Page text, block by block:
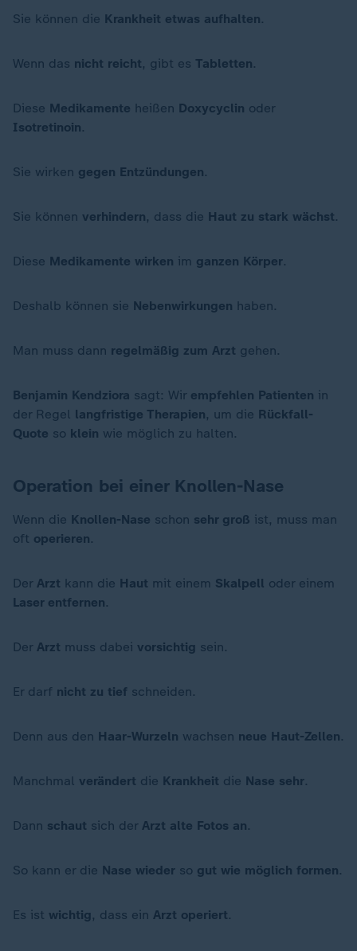
Sie können die Krankheit etwas aufhalten.
Wenn das nicht reicht, gibt es Tabletten.
Diese Medikamente heißen Doxycyclin oder
Isotretinoin.
Sie wirken gegen Entzündungen.
Sie können verhindern, dass die Haut zu stark wächst.
Diese Medikamente wirken im ganzen Körper.
Deshalb können sie Nebenwirkungen haben.
Man muss dann regelmäßig zum Arzt gehen.
Benjamin Kendziora sagt: Wir empfehlen Patienten in
der Regel langfristige Therapien, um die Rückfall-
Quote so klein wie möglich zu halten.
Operation bei einer Knollen-Nase
Wenn die Knollen-Nase schon sehr groß ist, muss man
oft operieren.
Der Arzt kann die Haut mit einem Skalpell oder einem
Laser entfernen.
Der Arzt muss dabei vorsichtig sein.
Er darf nicht zu tief schneiden.
Denn aus den Haar-Wurzeln wachsen neue Haut-Zellen.
Manchmal verändert die Krankheit die Nase sehr.
Dann schaut sich der Arzt alte Fotos an.
So kann er die Nase wieder so gut wie möglich formen.
Es ist wichtig, dass ein Arzt operiert.